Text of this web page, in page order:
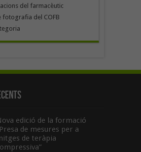
del farmacèutic
fotografia del COFB
edició de la formació
de mesures per a
de teràpia